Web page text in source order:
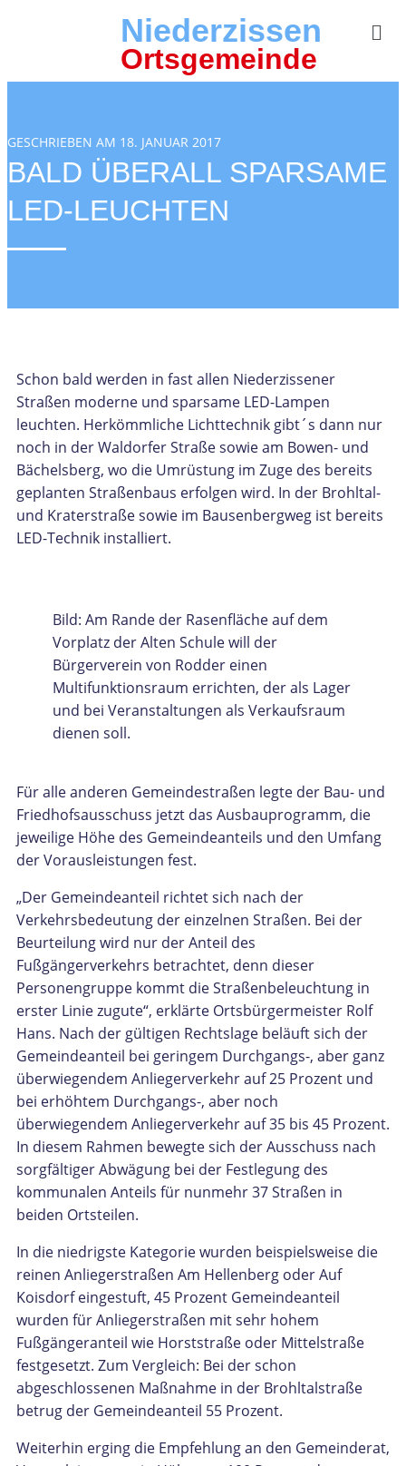
Niederzissen
Ortsgemeinde
GESCHRIEBEN AM 18. JANUAR 2017
BALD ÜBERALL SPARSAME
LED-LEUCHTEN
Schon bald werden in fast allen Niederzissener
Straßen moderne und sparsame LED-Lampen
leuchten. Herkömmliche Lichttechnik gibt´s dann nur
noch in der Waldorfer Straße sowie am Bowen- und
Bächelsberg, wo die Umrüstung im Zuge des bereits
geplanten Straßenbaus erfolgen wird. In der Brohltal-
und Kraterstraße sowie im Bausenbergweg ist bereits
LED-Technik installiert.
Bild: Am Rande der Rasenfläche auf dem
Vorplatz der Alten Schule will der
Bürgerverein von Rodder einen
Multifunktionsraum errichten, der als Lager
und bei Veranstaltungen als Verkaufsraum
dienen soll.
Für alle anderen Gemeindestraßen legte der Bau- und
Friedhofsausschuss jetzt das Ausbauprogramm, die
jeweilige Höhe des Gemeindeanteils und den Umfang
der Vorausleistungen fest.
„Der Gemeindeanteil richtet sich nach der
Verkehrsbedeutung der einzelnen Straßen. Bei der
Beurteilung wird nur der Anteil des
Fußgängerverkehrs betrachtet, denn dieser
Personengruppe kommt die Straßenbeleuchtung in
erster Linie zugute“, erklärte Ortsbürgermeister Rolf
Hans. Nach der gültigen Rechtslage beläuft sich der
Gemeindeanteil bei geringem Durchgangs-, aber ganz
überwiegendem Anliegerverkehr auf 25 Prozent und
bei erhöhtem Durchgangs-, aber noch
überwiegendem Anliegerverkehr auf 35 bis 45 Prozent.
In diesem Rahmen bewegte sich der Ausschuss nach
sorgfältiger Abwägung bei der Festlegung des
kommunalen Anteils für nunmehr 37 Straßen in
beiden Ortsteilen.
In die niedrigste Kategorie wurden beispielsweise die
reinen Anliegerstraßen Am Hellenberg oder Auf
Koisdorf eingestuft, 45 Prozent Gemeindeanteil
wurden für Anliegerstraßen mit sehr hohem
Fußgängeranteil wie Horststraße oder Mittelstraße
festgesetzt. Zum Vergleich: Bei der schon
abgeschlossenen Maßnahme in der Brohltalstraße
betrug der Gemeindeanteil 55 Prozent.
Weiterhin erging die Empfehlung an den Gemeinderat,